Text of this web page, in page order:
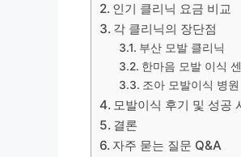
인기 클리닉 요금 비교
각 클리닉의 장단점
부산 모발 클리닉
한마음 모발 이식
조아 모발이식 병원
모발이식 후기 및 성공
결론
자주 묻는 질문 Q&A